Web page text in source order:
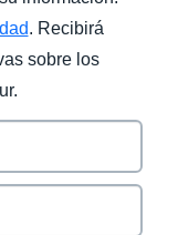
. Recibirá
sobre los